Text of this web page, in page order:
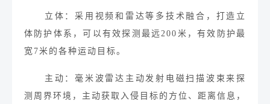
立体：采用视频和雷达等多技术融合，打造立
体防护体系，可以有效探测最远 200 米，有效防护最
宽7米的 各种运动目标。
主动：毫米波雷达主动发射电磁扫描波束来探
测周界环境，主动获取入侵目标的方位、距离信息，